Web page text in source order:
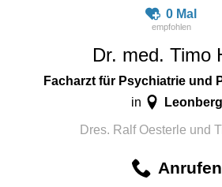
0 Mal
Dr. med. Timo
Facharzt für Psychiatrie und
in Leonberg
Dres. Ralf Oesterle und
Anrufen